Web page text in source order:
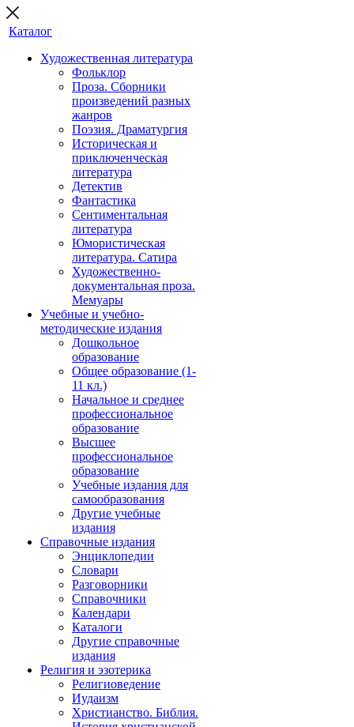
Каталог
Художественная литература
Фольклор
Проза. Сборники
произведений разных
жанров
Поэзия. Драматургия
Историческая и
приключенческая
литература
Детектив
Фантастика
Сентиментальная
литература
Юмористическая
литература. Сатира
Художественно-
документальная проза.
Мемуары
Учебные и учебно-
методические издания
Дошкольное
образование
Общее образование (1-
11 кл.)
Начальное и среднее
профессиональное
образование
Высшее
профессиональное
образование
Учебные издания для
самообразования
Другие учебные
издания
Справочные издания
Энциклопедии
Словари
Разговорники
Справочники
Календари
Каталоги
Другие справочные
издания
Религия и эзотерика
Религиоведение
Иудаизм
Христианство. Библия.